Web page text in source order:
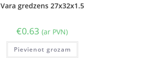
Vara gredzens 27x32x1.5
€0.63 (ar PVN)
Pievienot grozam